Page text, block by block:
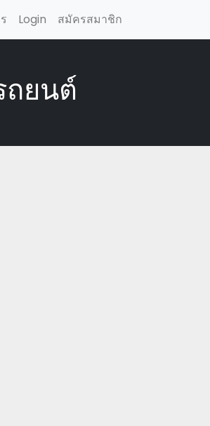
Login สมัครสมาชิก
ถยนต์